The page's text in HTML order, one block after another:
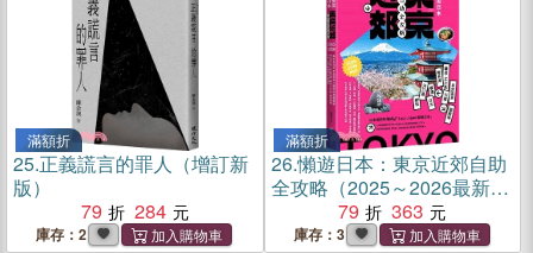
滿額折
25.正義謊言的罪人（增訂新
版）
79
284
庫存：2
滿額折
26.懶遊日本：東京近郊自助
全攻略（2025～2026最新
79 363
庫存：3